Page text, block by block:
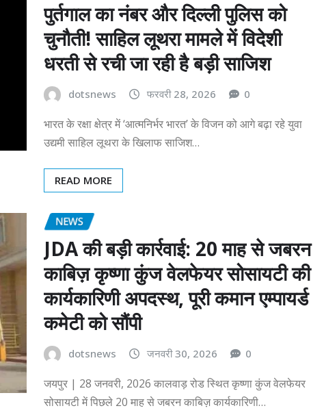
पुर्तगाल का नंबर और दिल्ली पुलिस को
चुनौती! साहिल लूथरा मामले में विदेशी
धरती से रची जा रही है बड़ी साजिश
dotsnews फरवरी 28, 2026 0
भारत के रक्षा क्षेत्र में ‘आत्मनिर्भर भारत’ के विजन को आगे बढ़ा रहे युवा
उद्यमी साहिल लूथरा के खिलाफ साजिश…
READ MORE
NEWS
JDA की बड़ी कार्रवाई: 20 माह से जबरन
काबिज़ कृष्णा कुंज वेलफेयर सोसायटी की
कार्यकारिणी अपदस्थ, पूरी कमान एम्पायर्ड
कमेटी को सौंपी
dotsnews जनवरी 30, 2026 0
जयपुर | 28 जनवरी, 2026 कालवाड़ रोड स्थित कृष्णा कुंज वेलफेयर
सोसायटी में पिछले 20 माह से जबरन काबिज़ कार्यकारिणी…